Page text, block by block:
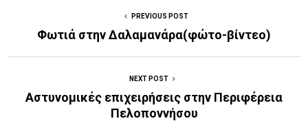
PREVIOUS POST
Φωτιά στην Δαλαμανάρα(φώτο-βίντεο)
NEXT POST
Aστυνομικές επιχειρήσεις στην Περιφέρεια
Πελοποννήσου